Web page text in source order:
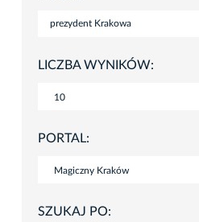
LICZBA WYNIKÓW:
PORTAL:
SZUKAJ PO: